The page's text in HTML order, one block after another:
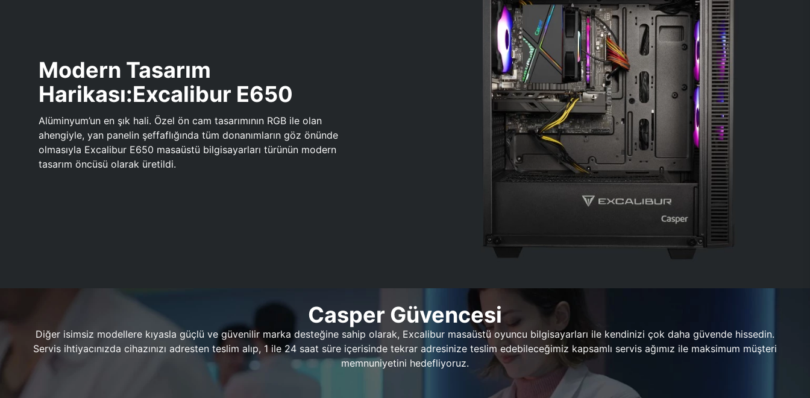
Modern Tasarım
Harikası:Excalibur E650
Alüminyum’un en şık hali. Özel ön cam tasarımının RGB ile olan
ahengiyle, yan panelin şeffaflığında tüm donanımların göz önünde
olmasıyla Excalibur E650 masaüstü bilgisayarları türünün modern
tasarım öncüsü olarak üretildi.
Casper Güvencesi
Diğer isimsiz modellere kıyasla güçlü ve güvenilir marka desteğine sahip olarak, Excalibur masaüstü oyuncu bilgisayarları ile kendinizi çok daha güvende hissedin.
Servis ihtiyacınızda cihazınızı adresten teslim alıp, 1 ile 24 saat süre içerisinde tekrar adresinize teslim edebileceğimiz kapsamlı servis ağımız ile maksimum müşteri
memnuniyetini hedefliyoruz.